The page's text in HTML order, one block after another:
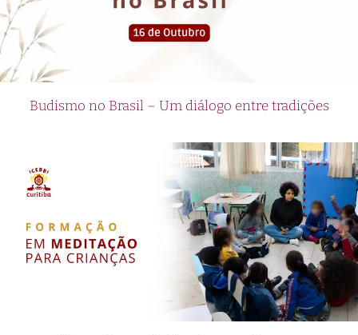
Budismo no Brasil – Um diálogo entre tradições